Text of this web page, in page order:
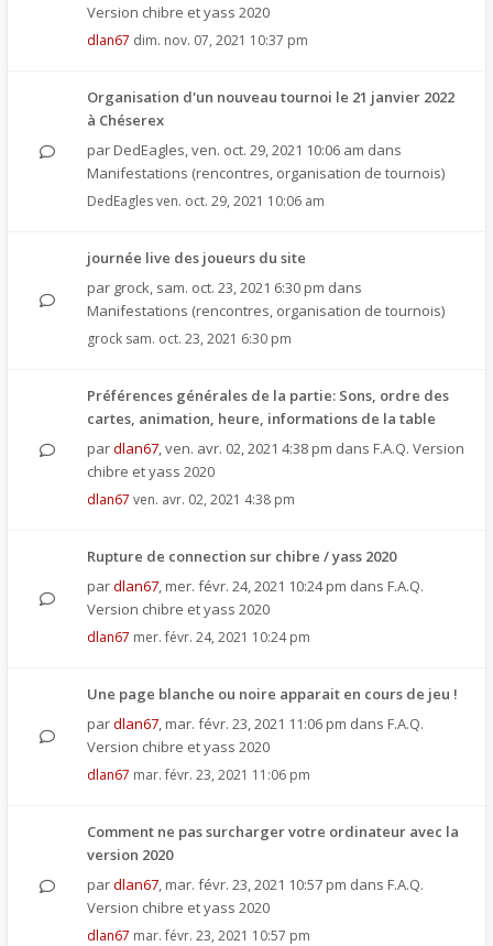
Version chibre et yass 2020
dlan67 dim. nov. 07, 2021 10:37 pm
Organisation d'un nouveau tournoi le 21 janvier 2022
à Chéserex
par DedEagles,ven. oct. 29, 2021 10:06 am dans
Manifestations (rencontres, organisation de tournois)
DedEaglesven. oct. 29, 2021 10:06 am
journée live des joueurs du site
par grock, sam. oct. 23, 2021 6:30 pm dans
Manifestations (rencontres, organisation de tournois)
grock sam. oct. 23, 2021 6:30 pm
Préférences générales de la partie: Sons, ordre des
cartes, animation, heure, informations de la table
pardlan67,ven. avr. 02, 2021 4:38 pm dans F.A.Q. Version
chibre et yass 2020
dlan67 ven. avr. 02, 2021 4:38 pm
Rupture de connection sur chibre / yass 2020
pardlan67, mer. févr. 24, 2021 10:24 pm dans F.A.Q.
Version chibre et yass 2020
dlan67 mer. févr. 24, 2021 10:24 pm
Une page blanche ou noire apparait en cours de jeu !
pardlan67, mar. févr. 23, 2021 11:06 pm dans F.A.Q.
Version chibre et yass 2020
dlan67 mar. févr. 23, 2021 11:06 pm
Comment ne pas surcharger votre ordinateur avec la
version 2020
pardlan67, mar. févr. 23, 2021 10:57 pm dans F.A.Q.
Version chibre et yass 2020
dlan67 mar. févr. 23, 2021 10:57 pm